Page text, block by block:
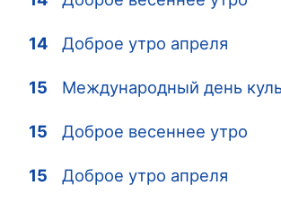
14 Доброе утро апреля
15 Международный день
15 Доброе весеннее утро
15 Доброе утро апреля